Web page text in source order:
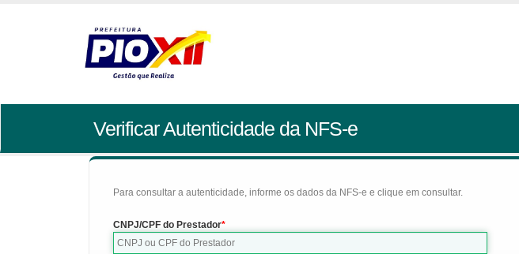
Verificar Autenticidade da NFS-e
Para consultar a autenticidade, informe os dados da NFS-e e clique em consultar.
CNPJ/CPF do Prestador